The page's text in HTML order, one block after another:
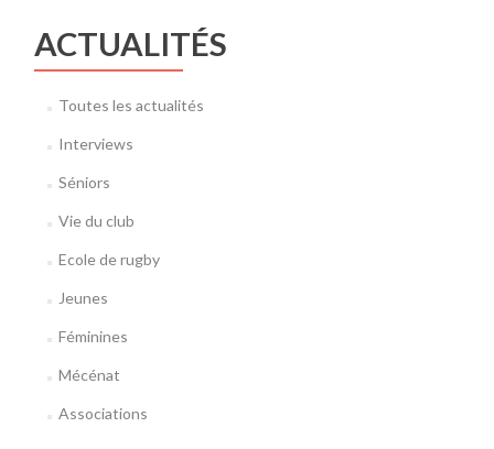
ACTUALITÉS
Toutes les actualités
Interviews
Séniors
Vie du club
Ecole de rugby
Jeunes
Féminines
Mécénat
Associations